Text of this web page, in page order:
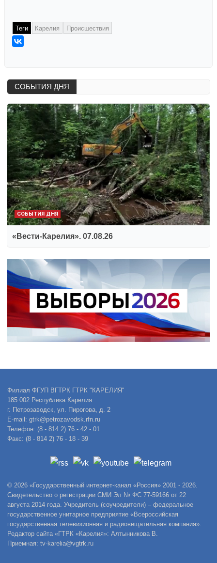
Теги Карелия Происшествия
СОБЫТИЯ ДНЯ
СОБЫТИЯ ДНЯ
«Вести-Карелия». 07.08.26
Филиал ФГУП ВГТРК ГТРК "КАРЕЛИЯ"
185 002 Республика Карелия
г. Петрозаводск, ул. Пирогова, д. 2
E-mail: gtrk@petrozavodsk.rfn.ru
Телефон: (8 - 814 2) 76 - 42 - 01
Факс: (8 - 814 2) 76 - 18 - 39
© 2026 «Государственный интернет-канал «Россия» 2001 - 2026.
Свидетельство о регистрации СМИ Эл № ФС 77-59166 от 22
августа 2014 года. Учредитель (соучредители) – федеральное
государственное унитарное предприятие «Всероссийская
государственная телевизионная и радиовещательная компания».
Редактор сайта «ГТРК «Карелия»: Алтынникова В.
Приемная: tv-karelia@vgtrk.ru